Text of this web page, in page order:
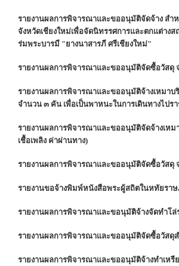
รายงานผลการพิจารณาและขออนุมัติจัดจ้าง สำห
จังหวัดเชียงใหม่เพื่อจัดนิทรรศการและตกแต่า
ร่มพระบารมี "ยางนาสารภี ศรีเชียงใหม่"
รายงานผลการพิจารณาและขออนุมัติจัดซื้อวัสดุ
รายงานผลการพิจารณาและขออนุมัติจ้างเหมา
จำนวน ๓ คัน เพื่อเป็นพาหนะในการเดินทางไป
รายงานผลการพิจารณาและขออนุมัติจัดจ้างเห
เชื้อเพลิง ค่าผ่านทาง)
รายงานผลการพิจารณาและขออนุมัติจัดซื้อวัสดุ
รายงานขอจ้างพิมพ์หนังสือพระผู้สถิตในหทัยรา
รายงานผลการพิจารณาและขอนุมัติจ้างจัดทำโ
รายงานผลการพิจารณาและขออนุมัติจัดซื้อวัสดุ
รายงานผลการพิจารณาและขออนุมัติจ้างทำเห